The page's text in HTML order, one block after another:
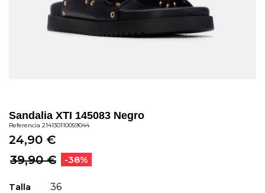
Sandalia XTI 145083 Negro
Referencia 214130110059044
24,90 €
39,90 €
-38%
Talla 36